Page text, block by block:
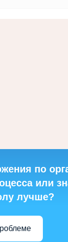
по
или
лучше?